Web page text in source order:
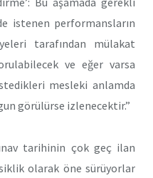
istenen performansların
tarafından mülakat
ve eğer varsa
mesleki anlamda
görülürse izlenecektir.”
tarihinin çok geç ilan
olarak öne sürüyorlar